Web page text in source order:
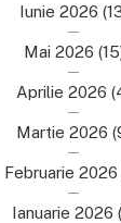
Iunie 2026
Mai 2026
Aprilie 2026
Martie 2026
Februarie 2026
Ianuarie 2026